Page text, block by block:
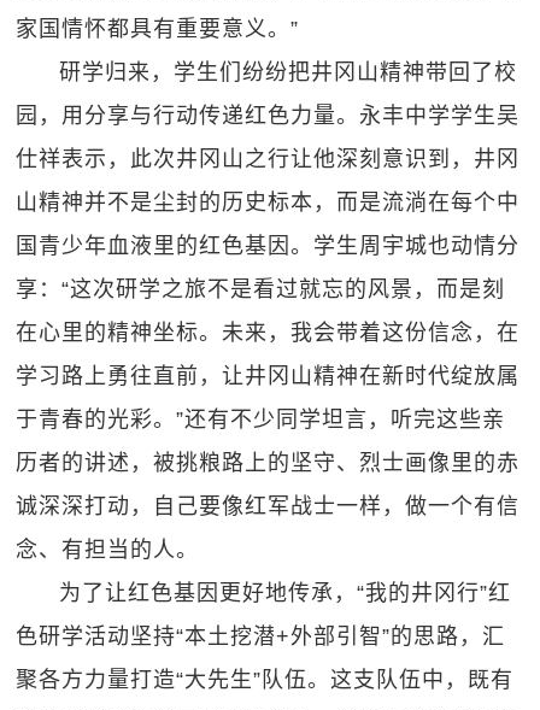
家国情怀都具有重要意义。”
研学归来，学生们纷纷把井冈山精神带回了校
园，用分享与行动传递红色力量。永丰中学学生吴
仕祥表示，此次井冈山之行让他深刻意识到，井冈
山精神并不是尘封的历史标本，而是流淌在每个中
国青少年血液里的红色基因。学生周宇城也动情分
享：“这次研学之旅不是看过就忘的风景，而是刻
在心里的精神坐标。未来，我会带着这份信念，在
学习路上勇往直前，让井冈山精神在新时代绽放属
于青春的光彩。”还有不少同学坦言，听完这些亲
历者的讲述，被挑粮路上的坚守、烈士画像里的赤
诚深深打动，自己要像红军战士一样，做一个有信
念、有担当的人。
为了让红色基因更好地传承，“我的井冈行”红
色研学活动坚持“本土挖潜+外部引智”的思路，汇
聚各方力量打造“大先生”队伍。这支队伍中，既有